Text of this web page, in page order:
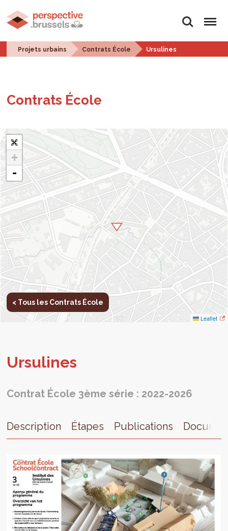
Rechercher
Menu
Projets urbains Contrats École Ursulines
Contrats École
+
-
Leaflet
< Tous les Contrats École
Ursu­lines
Contrat École 3ème série : 2022-2026
Description Étapes Publications